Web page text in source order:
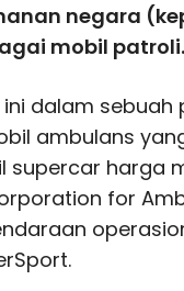
negara
mobil patroli.
dalam
ambulans
supercar harga
for